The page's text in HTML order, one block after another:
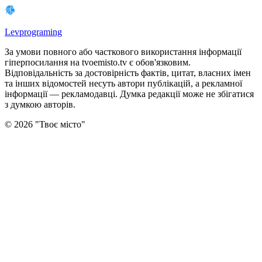
Levprograming
За умови повного або часткового використання iнформацiї
гіперпосилання на tvoemisto.tv є обов'язковим.
Відповідальність за достовірність фактів, цитат, власних імен
та інших відомостей несуть автори публікацій, а рекламної
інформації — рекламодавці. Думка редакцiї може не збiгатися
з думкою авторiв.
© 2026 "Твоє місто"